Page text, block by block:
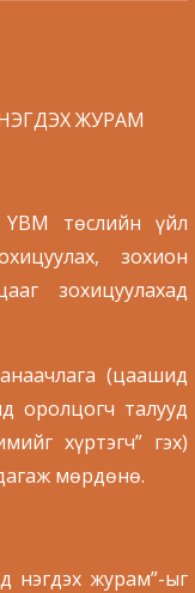
ЖУРАМ
төслийн үйл
зохион
зохицуулахад
(цаашид
оролцогч талууд
хүртэгч” гэх)
мөрдөнө.
нэгдэх журам”-ыг